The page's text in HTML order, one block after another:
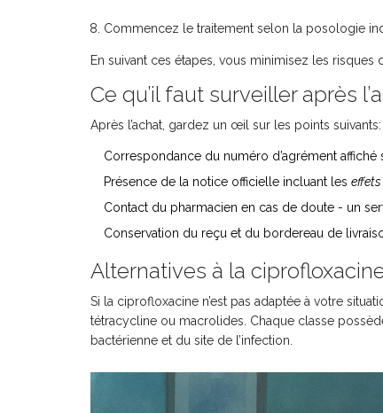
Commencez le traitement selon la posologie
En suivant ces étapes, vous minimisez les
Ce qu’il faut surveiller après
Après l’achat, gardez un œil sur les points suivants:
Correspondance du numéro d’agrément affiché
Présence de la notice officielle incluant les
Contact du pharmacien en cas de doute - un
Conservation du reçu et du bordereau de
Alternatives à la
Si la ciprofloxacine n’est pas adaptée à votre
tétracycline ou macrolides. Chaque classe
bactérienne et du site de l’infection.